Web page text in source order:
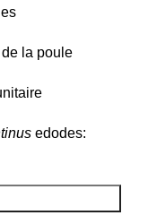
la poule
edodes: